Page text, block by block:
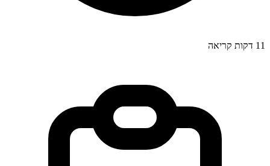
11 דקות קריאה